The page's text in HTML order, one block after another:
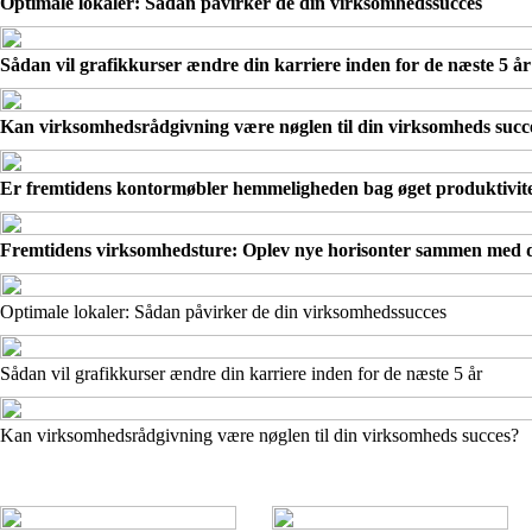
Sådan vil grafikkurser ændre din karriere inden for de næste 5 år
Kan virksomhedsrådgivning være nøglen til din virksomheds
Er fremtidens kontormøbler hemmeligheden bag øget
Fremtidens virksomhedsture: Oplev nye horisonter sammen med
Optimale lokaler: Sådan påvirker de din virksomhedssucces
Sådan vil grafikkurser ændre din karriere inden for de næste 5 år
Kan virksomhedsrådgivning være nøglen til din virksomheds succes?